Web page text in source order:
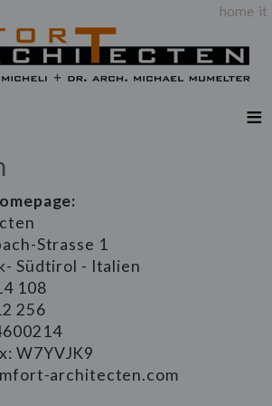
home it
Strasse 1
Südtirol - Italien
108
256
W7YVJK9
architecten.com